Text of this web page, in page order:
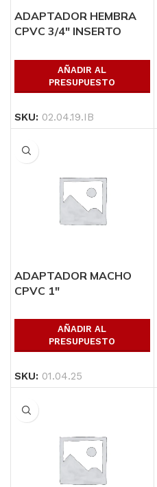
ADAPTADOR HEMBRA
CPVC 3/4″ INSERTO
AÑADIR AL
PRESUPUESTO
SKU: 02.04.19.IB
ADAPTADOR MACHO
CPVC 1″
AÑADIR AL
PRESUPUESTO
SKU: 01.04.25